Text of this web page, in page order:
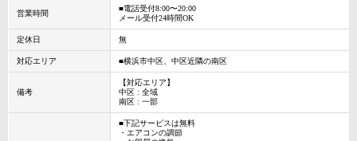
営業時間
■電話受付8:00〜20:00
メール受付24時間OK
定休日 無
対応エリア ■横浜市中区、中区近隣の南区
備考
【対応エリア】
中区 : 全域
南区 : 一部
■下記サービスは無料
・エアコンの調節